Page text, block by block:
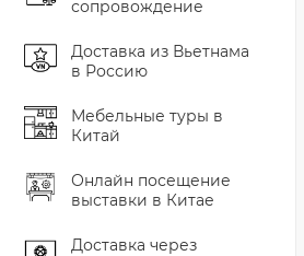
сопровождение
Доставка из Вьетнама
в Россию
Мебельные туры в
Китай
Онлайн посещение
выставки в Китае
Доставка через